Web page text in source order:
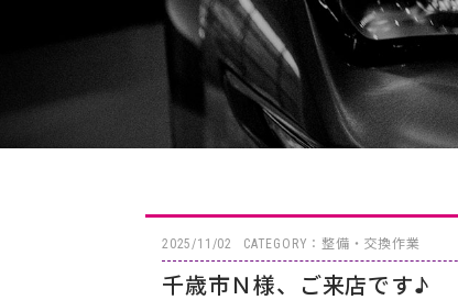
2025/11/02 CATEGORY：整備・交換作業
千歳市Ｎ様、ご来店です♪